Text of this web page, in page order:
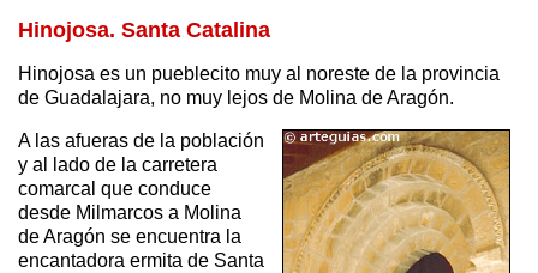
Hinojosa. Santa Catalina
Hinojosa es un pueblecito muy al noreste de la provincia
de Guadalajara, no muy lejos de Molina de Aragón.
A las afueras de la población
y al lado de la carretera
comarcal que conduce
desde Milmarcos a Molina
de Aragón se encuentra la
encantadora ermita de Santa